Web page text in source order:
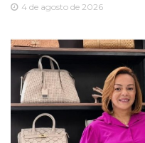
4 de agosto de 2026